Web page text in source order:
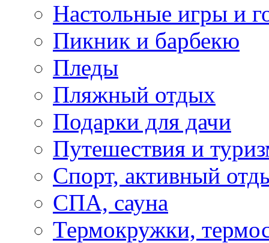
Настольные игры и
Пикник и барбекю
Пледы
Пляжный отдых
Подарки для дачи
Путешествия и
Спорт, активный
СПА, сауна
Термокружки,